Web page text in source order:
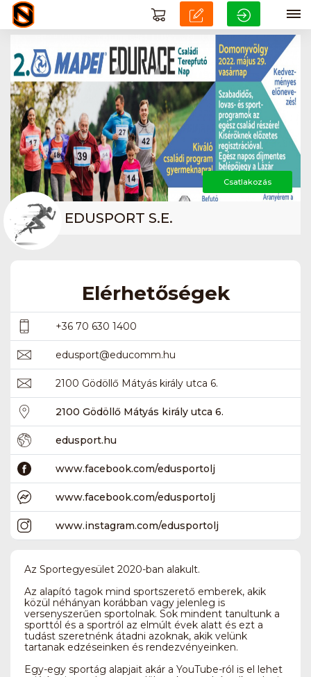
Csatlakozás
EDUSPORT S.E.
Elérhetőségek
+36 70 630 1400
edusport@educomm.hu
2100 Gödöllő Mátyás király utca 6.
2100 Gödöllő Mátyás király utca 6.
edusport.hu
www.facebook.com/edusportolj
www.facebook.com/edusportolj
www.instagram.com/edusportolj
Az Sportegyesület 2020-ban alakult.
Az alapító tagok mind sportszerető emberek, akik
közül néhányan korábban vagy jelenleg is
versenyszerűen sportolnak. Sok mindent tanultunk a
sporttól és a sportról az elmúlt évek alatt és ezt a
tudást szeretnénk átadni azoknak, akik velünk
tartanak edzéseinken és rendezvényeinken.
Egy-egy sportág alapjait akár a YouTube-ról is el lehet